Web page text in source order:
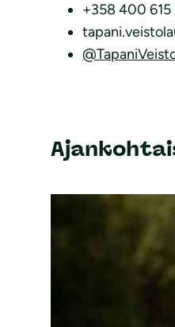
+358 400 615